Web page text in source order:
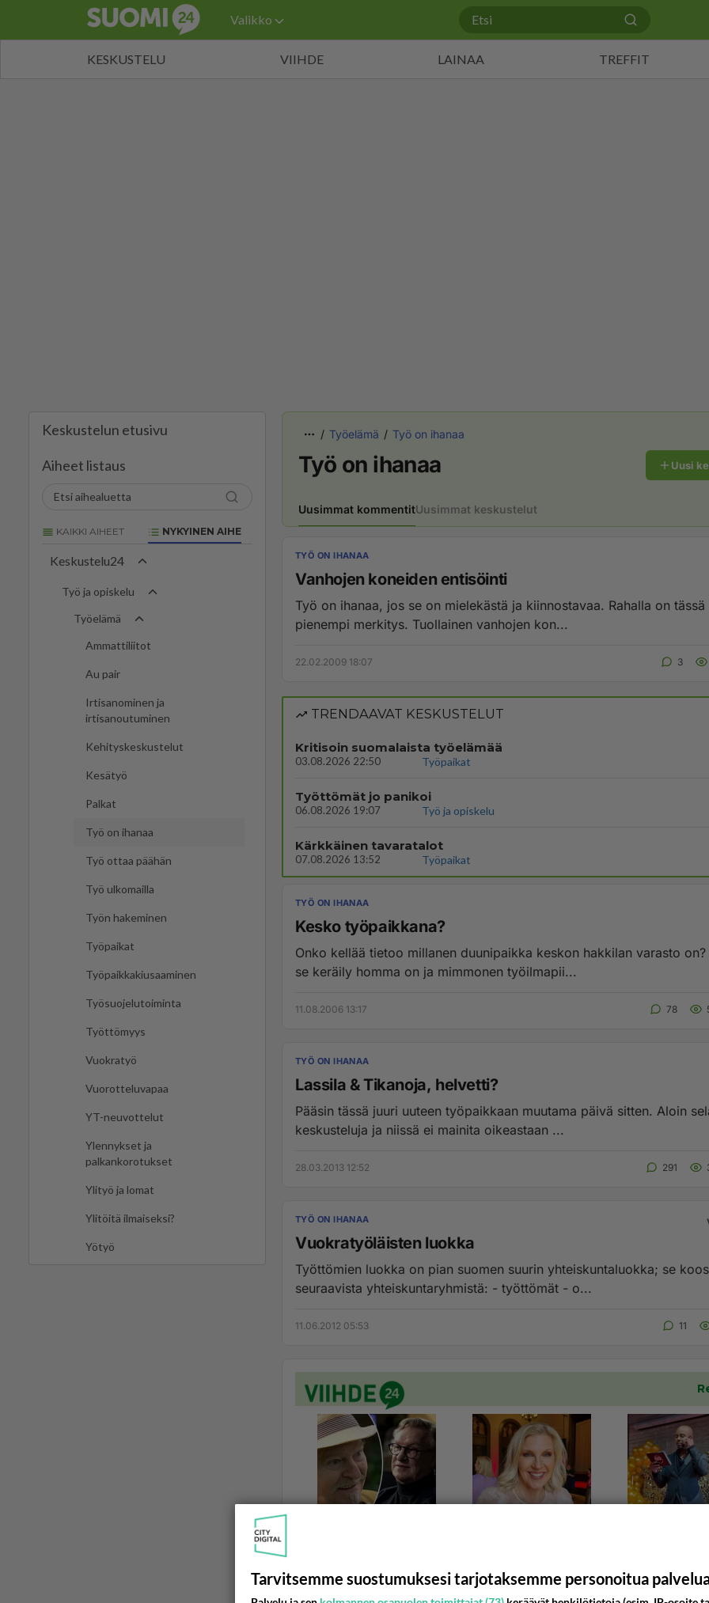
Valikko
KESKUSTELU VIIHDE LAINAA TREFFIT
Keskustelun etusivu
Aiheet listaus
KAIKKI AIHEET NYKYINEN AIHE
Keskustelu24
Työ ja opiskelu
Työelämä
Ammattiliitot
Au pair
Irtisanominen ja
irtisanoutuminen
Kehityskeskustelut
Kesätyö
Palkat
Työ on ihanaa
Työ ottaa päähän
Työ ulkomailla
Työn hakeminen
Työpaikat
Työpaikkakiusaaminen
Työsuojelutoiminta
Työttömyys
Vuokratyö
Vuorotteluvapaa
YT-neuvottelut
Ylennykset ja
palkankorotukset
Ylityö ja lomat
Ylitöitä ilmaiseksi?
Yötyö
Työelämä Työ on ihanaa
Työ on ihanaa Uusi
Uusimmat kommentitUusimmat keskustelut
TYÖ ON IHANAA
Vanhojen koneiden entisöinti
Työ on ihanaa, jos se on mielekästä ja kiinnostavaa. Rahalla on tässä
pienempi merkitys. Tuollainen vanhojen kon...
22.02.2009 18:07 3
TRENDAAVAT KESKUSTELUT
Kritisoin suomalaista työelämää
03.08.2026 22:50 Työpaikat
Työttömät jo panikoi
06.08.2026 19:07 Työ ja opiskelu
Kärkkäinen tavaratalot
07.08.2026 13:52 Työpaikat
TYÖ ON IHANAA
Kesko työpaikkana?
Onko kellää tietoo millanen duunipaikka keskon hakkilan varasto on?
se keräily homma on ja mimmonen työilmapii...
11.08.2006 13:17 78
TYÖ ON IHANAA
Lassila & Tikanoja, helvetti?
Pääsin tässä juuri uuteen työpaikkaan muutama päivä sitten. Aloin
keskusteluja ja niissä ei mainita oikeastaan ...
28.03.2013 12:52 291
TYÖ ON IHANAA
Vuokratyöläisten luokka
Työttömien luokka on pian suomen suurin yhteiskuntaluokka; se
seuraavista yhteiskuntaryhmistä: - työttömät - o...
11.06.2012 05:53 11
Tarvitsemme suostumuksesi tarjotaksemme personoitua